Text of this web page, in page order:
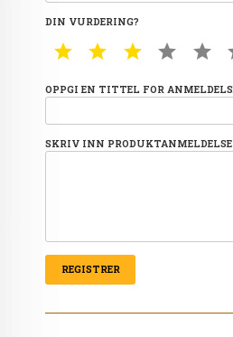
DIN VURDERING?
1 STAR2 STAR3 STAR
4
OPPGI EN TITTEL FOR
SKRIV INN